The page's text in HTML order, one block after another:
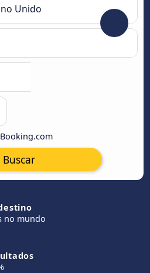
Buscar
no mundo